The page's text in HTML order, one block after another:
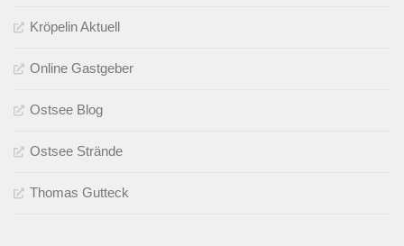
Kröpelin Aktuell
Online Gastgeber
Ostsee Blog
Ostsee Strände
Thomas Gutteck